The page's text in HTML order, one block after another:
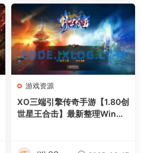
游戏资源
XO三端引擎传奇手游【1.80创
世星王合击】最新整理Win系